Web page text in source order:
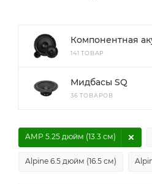
Компонентная
141 ТОВАР
Мидбасы SQ
36 ТОВАРОВ
Alpine 6.5 дюйм (16.5 см)
AMP 5.25 дюйм (13.3 см)